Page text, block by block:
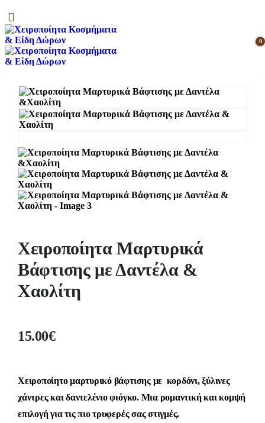
0
Χειροποίητα Μαρτυρικά
Βάφτισης με Δαντέλα &
Χαολίτη
15.00€
Χειροποίητο μαρτυρικό βάφτισης με κορδόνι, ξύλινες
χάντρες και δαντελένιο φιόγκο. Μια ρομαντική και κομψή
επιλογή για τις πιο τρυφερές σας στιγμές.